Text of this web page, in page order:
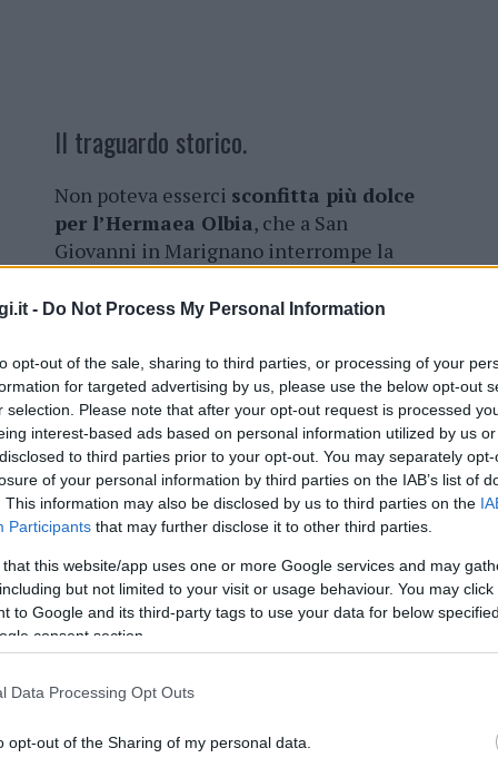
- Do Not Process My Personal Information
opt-out of the sale, sharing to third parties, or processing of your
for targeted advertising by us, please use the below opt-out
selection. Please note that after your opt-out request is processed
interest-based ads based on personal information utilized by us
to third parties prior to your opt-out. You may separately
of your personal information by third parties on the IAB’s list of
This information may also be disclosed by us to third parties on the
Participants that may further disclose it to other third parties.
that this website/app uses one or more Google services and may
but not limited to your visit or usage behaviour. You may
to Google and its third-party tags to use your data for below
consent section.
Data Processing Opt Outs
opt-out of the Sharing of my personal data.
Il traguardo storico.
Non poteva esserci sconfitta più dolce
per l’Hermaea Olbia, che a San
Giovanni in Marignano interrompe la
riesce comunque acogliere il
spalancare le porte della Poule
Promozione.Un risultato storico per la
squadra olbiese, che riscatta un inizio di
stagione a handicap e si guadagna con
tra le grandi corazzate che
dai primi scambi, e, approfittando anche dei
arriva agevolmente a condurre sul 12-
ci sta: prima pareggia a 16 con un attacco di
fino al 19-17. Le o
nel punteggio fino al 24 pari
al servizio della brasiliana e un
all’